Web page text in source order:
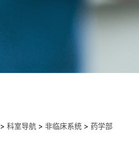
>科室导航 >非临床系统 > 药学部